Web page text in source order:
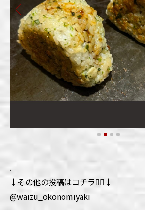
.
↓その他の投稿はコチラ💁‍♀️↓
@waizu_okonomiyaki